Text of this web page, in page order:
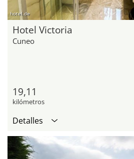
hotel.de
Hotel Victoria
Cuneo
19,11
kilómetros
Detalles